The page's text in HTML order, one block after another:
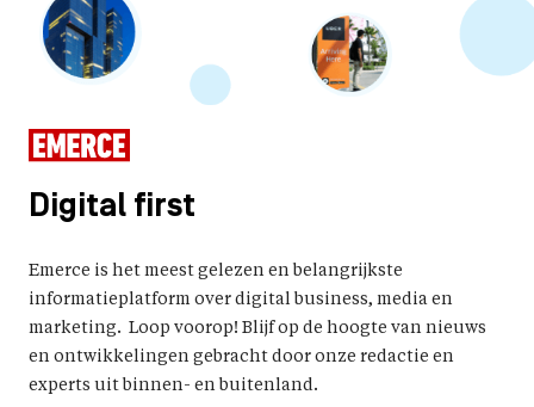
Digital first
Emerce is het meest gelezen en belangrijkste
informatieplatform over digital business, media en
marketing. Loop voorop! Blijf op de hoogte van nieuws
en ontwikkelingen gebracht door onze redactie en
experts uit binnen- en buitenland.